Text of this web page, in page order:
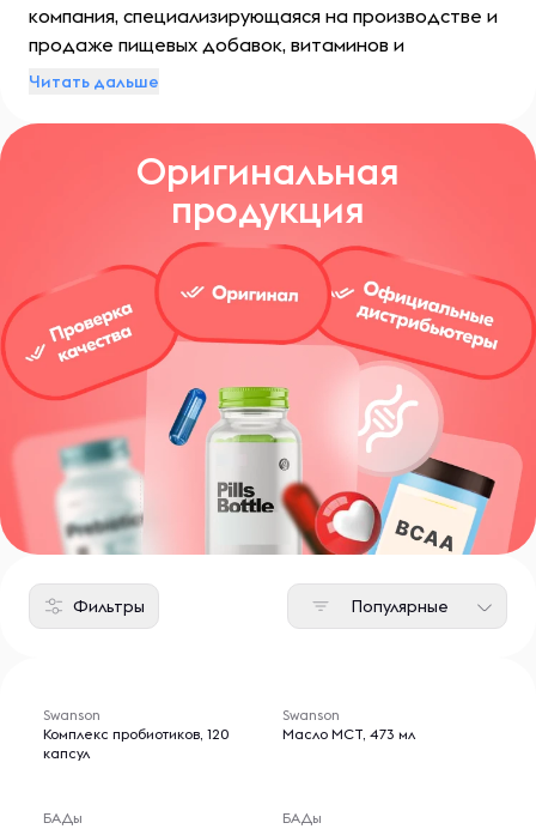
компания, специализирующаяся на производстве и
продаже пищевых добавок, витаминов и
минералов. Свой путь она начала с небольшого
крупнейшим поставщиком БАДов в мире. Ключевым
фактором успеха бренда стало сочетание
высокого качества продукции с доступными
Читать дальше
Оригинальная
продукция
Фильтры Популярные
Swanson
Комплекс пробиотиков, 120
капсул
БАДы
Swanson
Масло МСТ, 473 мл
БАДы